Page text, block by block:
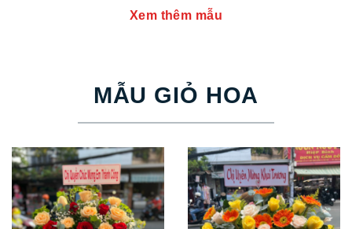
Xem thêm mẫu
MẪU GIỎ HOA